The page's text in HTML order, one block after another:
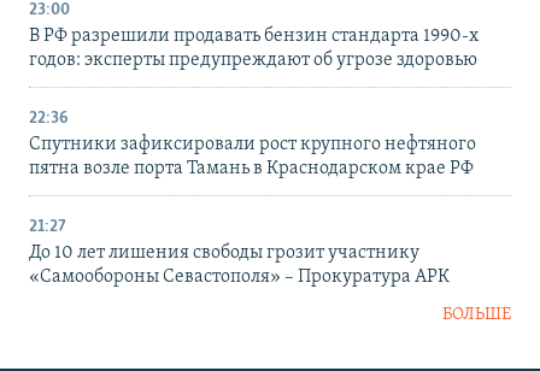
23:00
В РФ разрешили продавать бензин стандарта 1990-х
годов: эксперты предупреждают об угрозе здоровью
22:36
Спутники зафиксировали рост крупного нефтяного
пятна возле порта Тамань в Краснодарском крае РФ
21:27
До 10 лет лишения свободы грозит участнику
«Самообороны Севастополя» – Прокуратура АРК
БОЛЬШЕ